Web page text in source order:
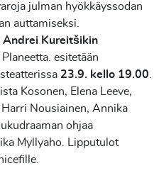
julman hyökkäyssodan
auttamiseksi.
Andrei Kureitšikin
esitetään
23.9. kello 19.00
Kosonen, Elena Leeve,
Nousiainen, Annika
ohjaa
Myllyaho. Lipputulot